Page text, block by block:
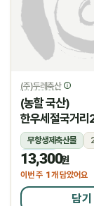
(주)두레축산
(농할 국산)
한우세절국거
무항생제축산물
냉장
13,300원
이번 주 1개 담았어요
담기